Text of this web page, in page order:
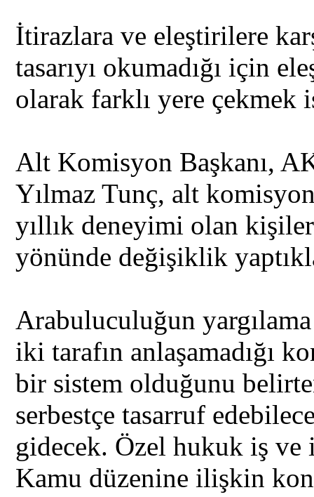
İtirazlara ve eleştirilere
tasarıyı okumadığı için
olarak farklı yere çekmek
Alt Komisyon Başkanı,
Yılmaz Tunç, alt
yıllık deneyimi olan
yönünde değişiklik
Arabuluculuğun
iki tarafın anlaşamadığı
bir sistem olduğunu
serbestçe tasarruf
gidecek. Özel hukuk iş
Kamu düzenine ilişkin